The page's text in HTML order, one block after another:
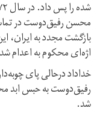
محسن رفیق‌دوست در
بازگشت مجدد به ایران،
اژه‌ای محکوم به اعدام
خداداد درحالی پای
رفیق‌دوست به حبس ابد
شد.